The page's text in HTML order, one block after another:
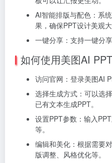
AI智能排版与配色：系
果，确保PPT设计美观大
一键分享：支持一键分
如何使用美图AI PPT
访问官网：登录美图AI
选择生成方式：可以选
已有文本生成PPT。
设置PPT参数：输入
等。
编辑和美化：根据需要
版调整、风格优化等。